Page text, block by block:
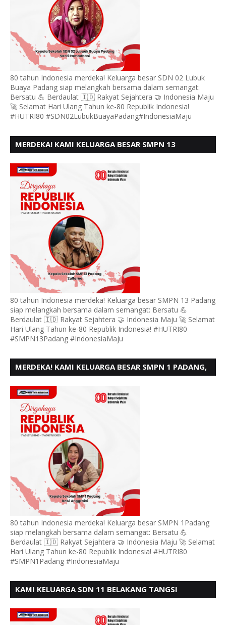
80 tahun Indonesia merdeka! Keluarga besar SDN 02 Lubuk
Buaya Padang siap melangkah bersama dalam semangat:
Bersatu 💪 Berdaulat 🇮🇩 Rakyat Sejahtera 🤝 Indonesia Maju
🚀 Selamat Hari Ulang Tahun ke-80 Republik Indonesia!
#HUTRI80 #SDN02LubukBuayaPadang#IndonesiaMaju
MERDEKA! KAMI KELUARGA BESAR SMPN 13
80 tahun Indonesia merdeka! Keluarga besar SMPN 13 Padang
siap melangkah bersama dalam semangat: Bersatu 💪
Berdaulat 🇮🇩 Rakyat Sejahtera 🤝 Indonesia Maju 🚀 Selamat
Hari Ulang Tahun ke-80 Republik Indonesia! #HUTRI80
#SMPN13Padang #IndonesiaMaju
MERDEKA! KAMI KELUARGA BESAR SMPN 1 PADANG,
80 tahun Indonesia merdeka! Keluarga besar SMPN 1Padang
siap melangkah bersama dalam semangat: Bersatu 💪
Berdaulat 🇮🇩 Rakyat Sejahtera 🤝 Indonesia Maju 🚀 Selamat
Hari Ulang Tahun ke-80 Republik Indonesia! #HUTRI80
#SMPN1Padang #IndonesiaMaju
KAMI KELUARGA SDN 11 BELAKANG TANGSI